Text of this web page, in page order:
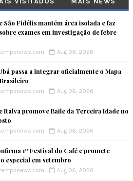
São Fidélis mantém área isolada e faz
exames em investigação de febre
Aug 06, 2026
passa a integrar oficialmente o Mapa
Aug 06, 2026
Italva promove Baile da Terceira Idade no
Aug 06, 2026
1º Festival do Café e promete
especial em setembro
Aug 06, 2026